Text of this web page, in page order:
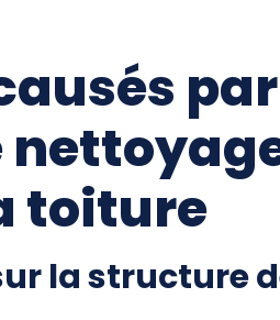
par
toiture
la structure